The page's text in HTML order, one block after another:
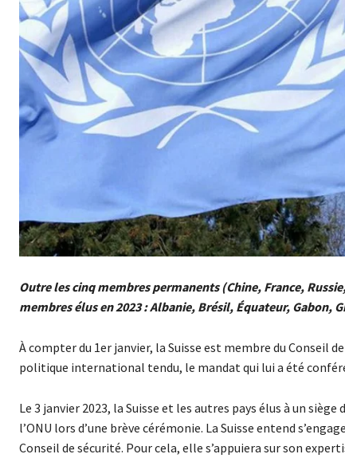
Outre les cinq membres permanents (Chine, France,
membres élus en 2023 : Albanie, Brésil, Équateur, Gabon,
À compter du 1er janvier, la Suisse est membre du Conseil
politique international tendu, le mandat qui lui a été
Le 3 janvier 2023, la Suisse et les autres pays élus à un
l’ONU lors d’une brève cérémonie. La Suisse entend
Conseil de sécurité. Pour cela, elle s’appuiera sur son